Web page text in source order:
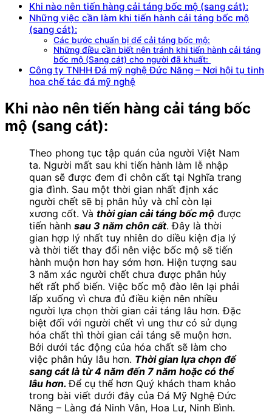
Khi nào nên tiến hàng cải táng bốc mộ (sang cát):
Những việc cần làm khi tiến hành cải táng bốc mộ
(sang cát):
Các bước chuẩn bị để cải táng bốc mộ:
Những điều cần biết nên tránh khi tiến hành cải táng
bốc mộ (Sang cát) cho người đã khuất:
Công ty TNHH Đá mỹ nghệ Đức Năng – Nơi hội tụ tinh
hoa chế tác đá mỹ nghệ
Khi nào nên tiến hàng cải táng bốc
mộ (sang cát):
Theo phong tục tập quán của người Việt Nam
ta. Người mất sau khi tiến hành làm lễ nhập
quan sẽ được đem đi chôn cất tại Nghĩa trang
gia đình. Sau một thời gian nhất định xác
người chết sẽ bị phân hủy và chỉ còn lại
xương cốt. Và thời gian cải táng bốc mộ được
tiến hành sau 3 năm chôn cất. Đây là thời
gian hợp lý nhất tuy nhiên do diều kiện địa lý
và thời tiết thay đổi nên việc bốc mộ sẽ tiến
hành muộn hơn hay sớm hơn. Hiện tượng sau
3 năm xác người chết chưa được phân hủy
hết rất phổ biến. Việc bốc mộ đào lên lại phải
lấp xuống vì chưa đủ điều kiện nên nhiều
người lựa chọn thời gian cải táng lâu hơn. Đặc
biệt đối với người chết vì ung thư có sử dụng
hóa chất thì thời gian cải táng sẽ muộn hơn.
Bởi dưới tác động của hóa chất sẽ làm cho
việc phân hủy lâu hơn. Thời gian lựa chọn để
sang cát là từ 4 năm đến 7 năm hoặc có thể
lâu hơn.Để cụ thể hơn Quý khách tham khảo
trong bài viết dưới đây của Đá Mỹ Nghệ Đức
Năng – Làng đá Ninh Vân, Hoa Lư, Ninh Bình.